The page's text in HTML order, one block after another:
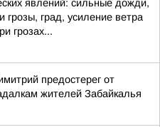
явлений: сильные дожди,
грозы, град, усиление ветра
грозах...
предостерег от
жителей Забайкалья